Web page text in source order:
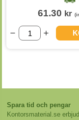
61.30 kr
Spara tid och pengar
Kontorsmaterial.se